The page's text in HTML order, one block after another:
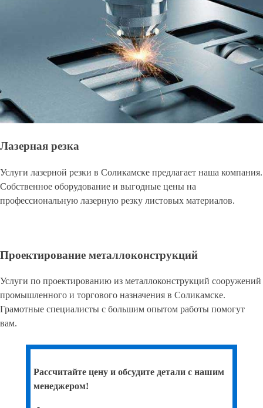
Лазерная резка
Услуги лазерной резки в Соликамске предлагает наша компания.
Собственное оборудование и выгодные цены на
профессиональную лазерную резку листовых материалов.
Проектирование металлоконструкций
Услуги по проектированию из металлоконструкций сооружений
промышленного и торгового назначения в Соликамске.
Грамотные специалисты с большим опытом работы помогут
вам.
Рассчитайте цену и обсудите детали с нашим
менеджером!